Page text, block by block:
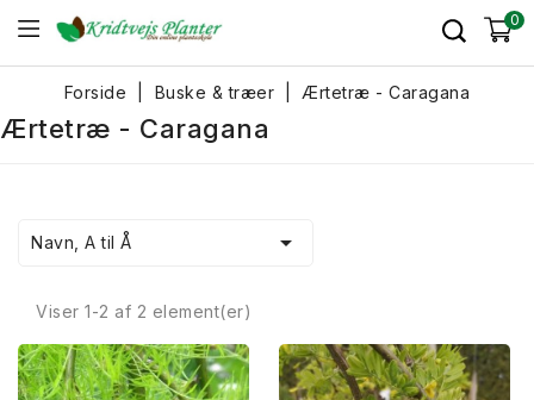
0
Forside Buske & træer Ærtetræ - Caragana
Ærtetræ - Caragana
Navn, A til Å 
Viser 1-2 af 2 element(er)